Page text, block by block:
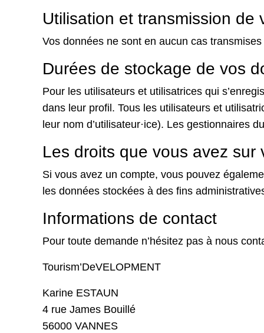
Utilisation et transmission de
Vos données ne sont en aucun cas
Durées de stockage de vos
Pour les utilisateurs et utilisatrices qui
dans leur profil. Tous les utilisateurs et
leur nom d’utilisateur·ice). Les gestionnaires
Les droits que vous avez sur
Si vous avez un compte, vous pouvez
les données stockées à des fins
Informations de contact
Pour toute demande n’hésitez pas à nous
Tourism’DeVELOPMENT
Karine ESTAUN
4 rue James Bouillé
56000 VANNES